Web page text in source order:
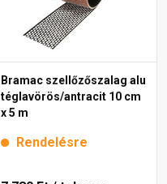
Bramac szellőzőszalag alu
téglavörös/antracit 10 cm
x 5 m
Rendelésre